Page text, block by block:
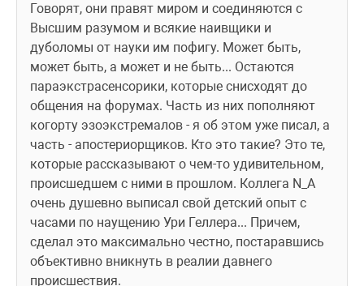
Говорят, они правят миром и соединяются с
Высшим разумом и всякие наивщики и
дуболомы от науки им пофигу. Может быть,
может быть, а может и не быть... Остаются
параэкстрасенсорики, которые снисходят до
общения на форумах. Часть из них пополняют
когорту эзоэкстремалов - я об этом уже писал, а
часть - апостериорщиков. Кто это такие? Это те,
которые рассказывают о чем-то удивительном,
происшедшем с ними в прошлом. Коллега N_A
очень душевно выписал свой детский опыт с
часами по наущению Ури Геллера... Причем,
сделал это максимально честно, постаравшись
объективно вникнуть в реалии давнего
происшествия.